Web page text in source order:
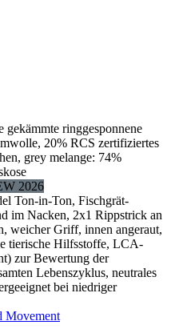
gekämmte ringgesponnene
20% RCS zertifiziertes
grey melange: 74%
2026
Ton-in-Ton, Fischgrät-
im Nacken, 2x1 Rippstrick an
weicher Griff, innen angeraut,
tierische Hilfsstoffe, LCA-
zur Bewertung der
Lebenszyklus, neutrales
bei niedriger
Movement